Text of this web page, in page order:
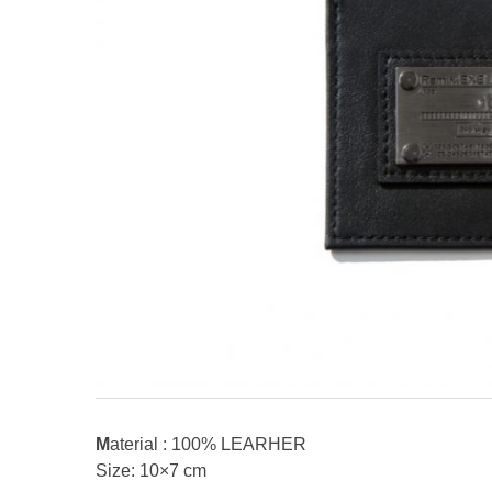
Material : 100% LEARHER
Size: 10×7 cm